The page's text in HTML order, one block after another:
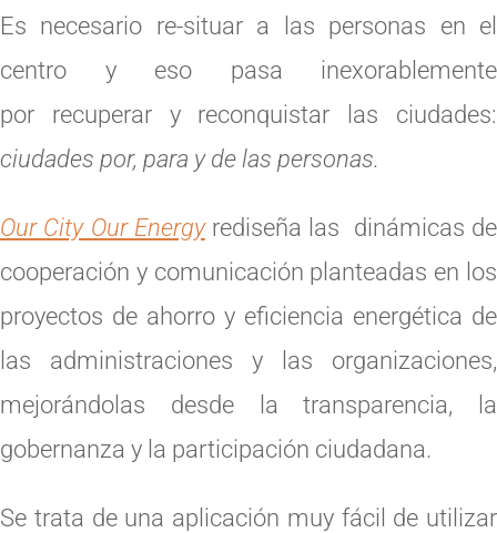
Es necesario re-situar a las personas en el
centro y eso pasa inexorablemente
por recuperar y reconquistar las ciudades:
ciudades por, para y de las personas.
Our City Our Energy rediseña las dinámicas de
cooperación y comunicación planteadas en los
proyectos de ahorro y eficiencia energética de
las administraciones y las organizaciones,
mejorándolas desde la transparencia, la
gobernanza y la participación ciudadana.
Se trata de una aplicación muy fácil de utilizar